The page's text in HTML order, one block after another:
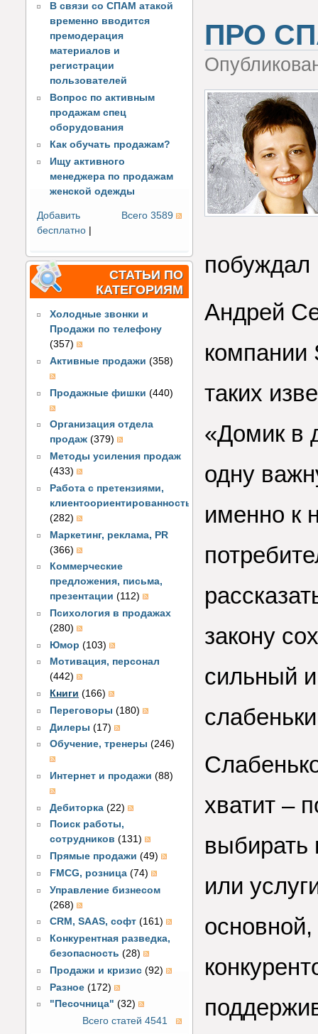
В связи со СПАМ атакой
временно вводится
премодерация
материалов и
регистрации
пользователей
Вопрос по активным
продажам спец
оборудования
Как обучать продажам?
Ищу активного
менеджера по продажам
женской одежды
Всего 3589
Добавить
бесплатно |
СТАТЬИ ПО
КАТЕГОРИЯМ
Холодные звонки и
Продажи по телефону
(357)
Активные продажи (358)
Продажные фишки (440)
Организация отдела
продаж (379)
Методы усиления продаж
(433)
Работа с претензиями,
клиентоориентированность
(282)
Маркетинг, реклама, PR
(366)
Коммерческие
предложения, письма,
презентации (112)
Психология в продажах
(280)
Юмор (103)
Мотивация, персонал
(442)
Книги (166)
Переговоры (180)
Дилеры (17)
Обучение, тренеры (246)
Интернет и продажи (88)
Дебиторка (22)
Поиск работы,
сотрудников (131)
Прямые продажи (49)
FMCG, розница (74)
Управление бизнесом
(268)
CRM, SAAS, софт (161)
Конкурентная разведка,
безопасность (28)
Продажи и кризис (92)
Разное (172)
"Песочница" (32)
Всего статей 4541
ПРО
побуждал
Андрей
компании
таких
«Домик в
одну
именно к
закону
сильный
хватит –
выбирать
или